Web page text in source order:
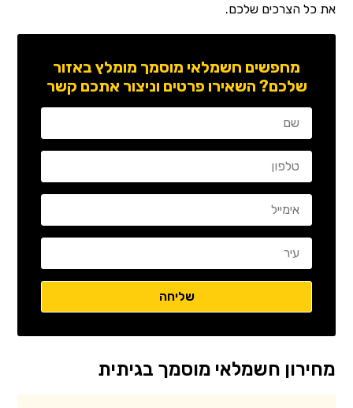
את כל הצרכים שלכם.
מחפשים חשמלאי מוסמך מומלץ באזור
שלכם? השאירו פרטים וניצור אתכם קשר
מחירון חשמלאי מוסמך בגיתית